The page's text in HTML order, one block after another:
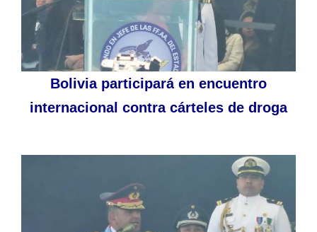
Bolivia participará en encuentro
internacional contra cárteles de droga